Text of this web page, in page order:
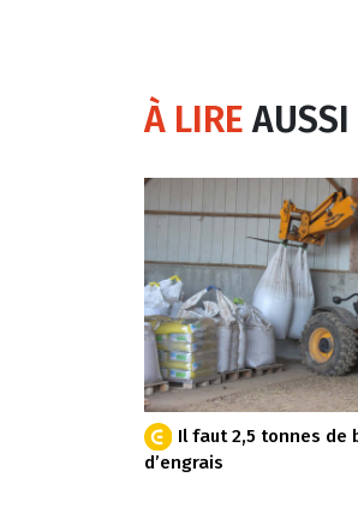
À LIREAUSSI
Il faut 2,5 tonnes de
d’engrais